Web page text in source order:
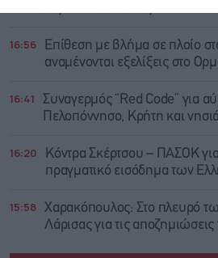
16:56
Επίθεση με βλήμα σε πλοίο
αναμένονται εξελίξεις στο
16:41
Συναγερμός “Red Code” για
Πελοπόννησο, Κρήτη και
16:20
Κόντρα Σκέρτσου – ΠΑΣΟΚ για
πραγματικό εισόδημα των
15:58 Χαρακόπουλος: Στο πλευρό
Λάρισας για τις